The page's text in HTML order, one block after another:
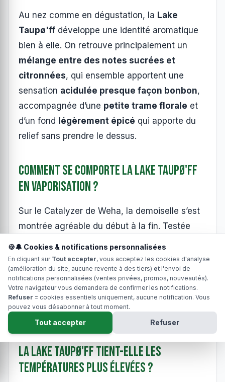
Au nez comme en dégustation, la Lake
Taupø'ff développe une identité aromatique
bien à elle. On retrouve principalement un
mélange entre des notes sucrées et
citronnées, qui ensemble apportent une
sensation acidulée presque façon bonbon,
accompagnée d’une petite trame florale et
d’un fond
légèrement épicé qui apporte du
relief sans prendre le dessus.
Comment se comporte la Lake Taupø'ff
en vaporisation ?
Sur le Catalyzer de Weha, la demoiselle s’est
montrée agréable du début à la fin. Testée
175 °C et 200 °C
, elle conserve bien
son identité aromatique. Le duosucré +
citronné évolue progressivement vers un
profil plusacidulé, tandis que les touches
florales et épicéesprennent davantage de
place au fil de la session.
La Lake Taupø'ff tient-elle les
températures plus élevées ?
🍪🔔 Cookies & notifications personnalisées
En cliquant sur Tout accepter, vous acceptez les cookies d'analyse
(amélioration du site, aucune revente à des tiers) et l'envoi de
notifications personnalisées (ventes privées, promos, nouveautés).
Votre navigateur vous demandera de confirmer les notifications.
Refuser = cookies essentiels uniquement, aucune notification. Vous
pouvez vous désabonner à tout moment.
Tout accepter Refuser